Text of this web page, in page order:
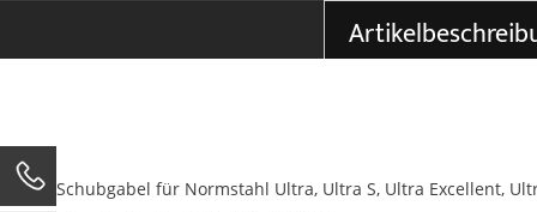
Schubgabel für Normstahl Ultra, Ultra S, Ultra Excellent,